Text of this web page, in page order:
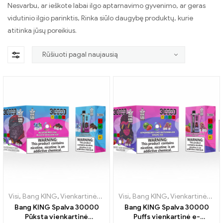
Nesvarbu, ar ieškote labai ilgo aptarnavimo gyvenimo, ar geras
vidutinio ilgio parinktis, Rinka siūlo daugybę produktų, kurie
atitinka jūsų poreikius.
Visi, Bang KING,Vienkartinės elektroninės cigaretės Lietuva ,
Bang KING Spalva 30000
Pūksta vienkartinė
Visi, Bang KING,Vienkartinės elektroninės cigaretės Lietuva
Bang KING Spalva 30000
Puffs vienkartinė e-